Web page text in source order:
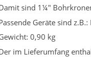
sind 1¼"
Geräte sind
0,90 kg
im Lieferumfang